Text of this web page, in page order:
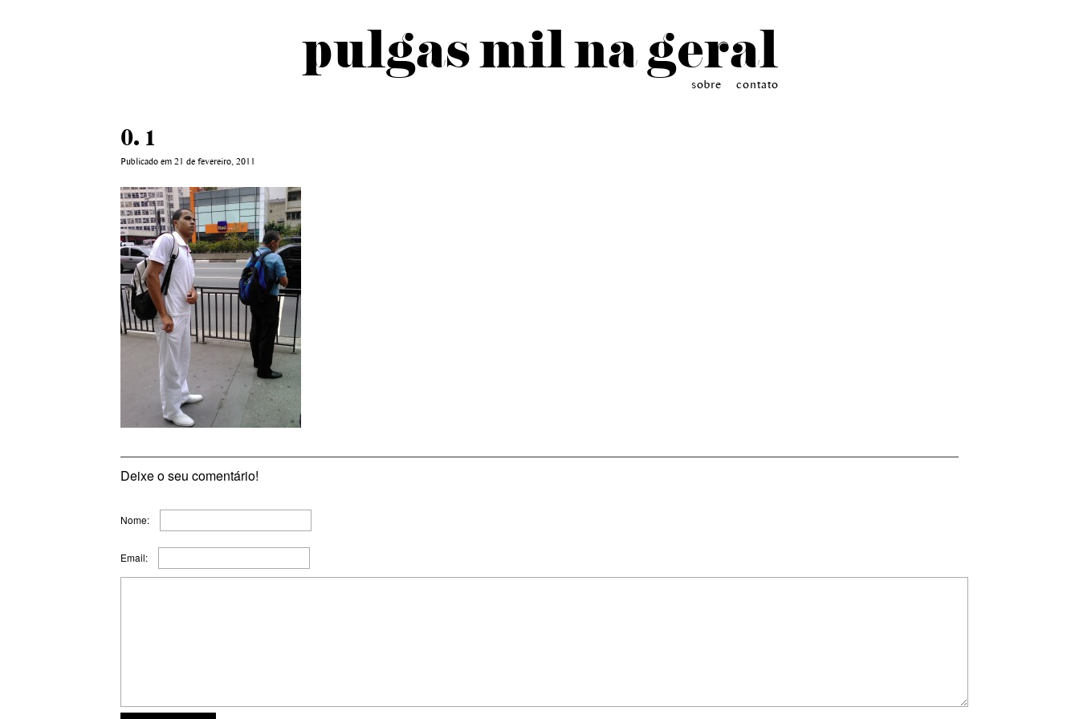
pulgas mil na geral
contato
sobre
0. 1
Publicado em 21 de fevereiro, 2011
Deixe o seu comentário!
Nome:
Email: